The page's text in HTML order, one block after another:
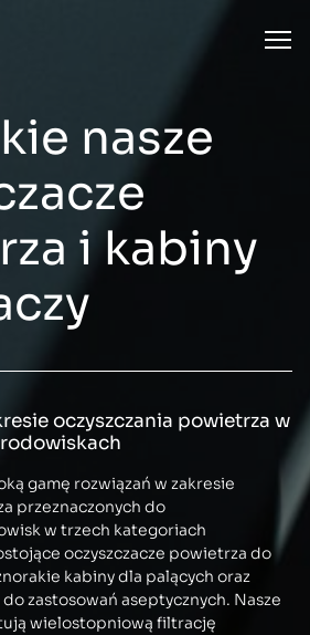
nasze
i kabiny
oczyszczania powietrza w
gamę rozwiązań w zakresie
przeznaczonych do
w trzech kategoriach
oczyszczacze powietrza do
kabiny dla palących oraz
zastosowań aseptycznych. Nasze
wielostopniową filtrację